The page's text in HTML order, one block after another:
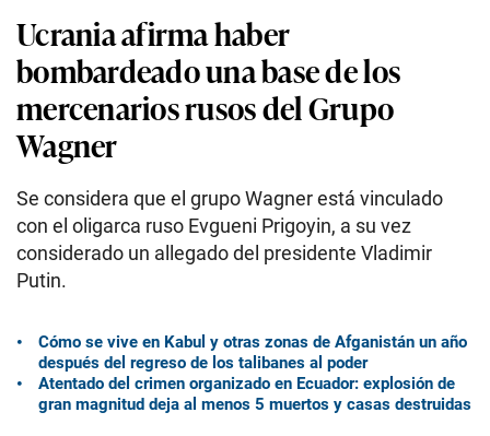
Ucrania afirma haber
bombardeado una base de los
mercenarios rusos del Grupo
Wagner
Se considera que el grupo Wagner está vinculado
con el oligarca ruso Evgueni Prigoyin, a su vez
considerado un allegado del presidente Vladimir
Putin.
Cómo se vive en Kabul y otras zonas de Afganistán un año
después del regreso de los talibanes al poder
Atentado del crimen organizado en Ecuador: explosión de
gran magnitud deja al menos 5 muertos y casas destruidas